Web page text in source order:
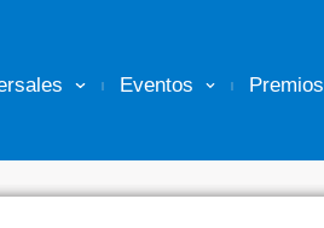
Eventos Premios